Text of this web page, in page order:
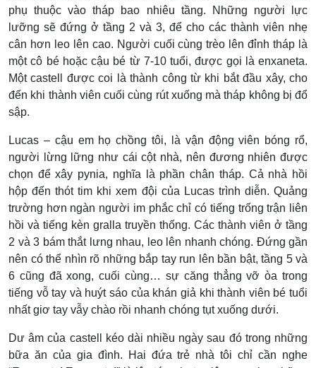
phụ thuộc vào tháp bao nhiêu tầng. Những người lực
lưỡng sẽ đứng ở tầng 2 và 3, để cho các thành viên nhẹ
cân hơn leo lên cao. Người cuối cùng trèo lên đỉnh tháp là
một cô bé hoặc cậu bé từ 7-10 tuổi, được gọi là enxaneta.
Một castell được coi là thành công từ khi bắt đầu xây, cho
đến khi thành viên cuối cùng rút xuống mà tháp không bị đổ
sập.
Lucas – cậu em họ chồng tôi, là vận động viên bóng rổ,
người lừng lững như cái cột nhà, nên đương nhiên được
chọn để xây pynia, nghĩa là phần chân tháp. Cả nhà hồi
hộp đến thót tim khi xem đội của Lucas trình diễn. Quảng
trường hơn ngàn người im phắc chỉ có tiếng trống trận liên
hồi và tiếng kèn gralla truyền thống. Các thành viên ở tầng
2 và 3 bám thắt lưng nhau, leo lên nhanh chóng. Đứng gần
nên có thể nhìn rõ những bắp tay run lên bần bật, tầng 5 và
6 cũng đã xong, cuối cùng… sự căng thẳng vỡ òa trong
tiếng vỗ tay và huýt sáo của khán giả khi thành viên bé tuổi
nhất giơ tay vẫy chào rồi nhanh chóng tụt xuống dưới.
Dư âm của castell kéo dài nhiều ngày sau đó trong những
bữa ăn của gia đình. Hai đứa trẻ nhà tôi chỉ cần nghe